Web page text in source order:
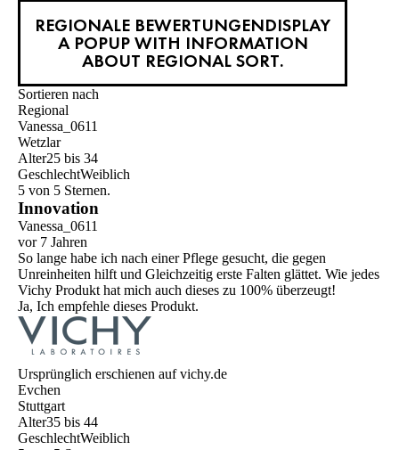
REGIONALE BEWERTUNGENDISPLAY
A POPUP WITH INFORMATION
ABOUT REGIONAL SORT.
Sortieren nach
Regional
Vanessa_0611
Wetzlar
Alter25 bis 34
GeschlechtWeiblich
5 von 5 Sternen.
Innovation
Vanessa_0611
vor 7 Jahren
So lange habe ich nach einer Pflege gesucht, die gegen
Unreinheiten hilft und Gleichzeitig erste Falten glättet. Wie jedes
Vichy Produkt hat mich auch dieses zu 100% überzeugt!
Ja, Ich empfehle dieses Produkt.
Ursprünglich erschienen auf vichy.de
Evchen
Stuttgart
Alter35 bis 44
GeschlechtWeiblich